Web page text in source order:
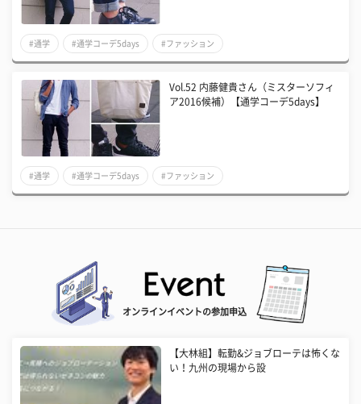
#通学 #通学コーデ5days #ファッション
Vol.52 内藤健貴さん（ミスターソフィ
ア2016候補）【通学コーデ5days】
#通学 #通学コーデ5days #ファッション
オンラインイベントの参加申込
【大林組】転勤&ジョブローテは怖くな
い！九州の現場から設